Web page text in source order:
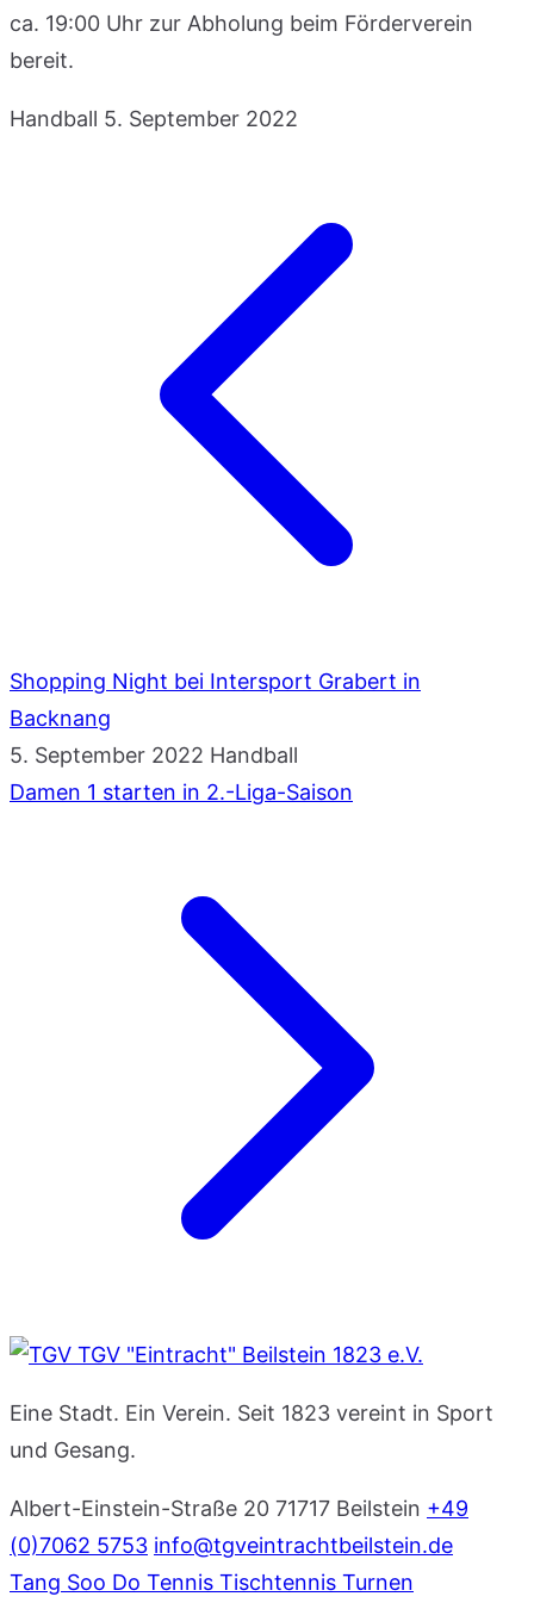
ca. 19:00 Uhr zur Abholung beim Förderverein
bereit.
Handball 5. September 2022
Shopping Night bei Intersport Grabert in
Backnang
5. September 2022 Handball
Damen 1 starten in 2.-Liga-Saison
TGV "Eintracht" Beilstein 1823 e.V.
Eine Stadt. Ein Verein. Seit 1823 vereint in Sport
und Gesang.
Albert-Einstein-Straße 20 71717 Beilstein +49
(0)7062 5753 info@tgveintrachtbeilstein.de
Tang Soo Do Tennis Tischtennis Turnen